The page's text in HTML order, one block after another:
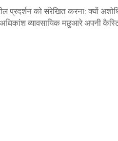
प्रदर्शन को संरेखित करना: क्यों
व्यावसायिक मछुआरे अपनी
कि ये आँकड़े...